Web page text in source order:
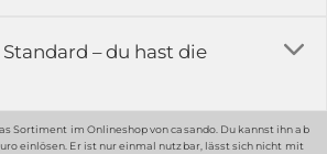
– du hast die
Sortiment im Onlineshop von casando. Du kannst ihn ab
einlösen. Er ist nur einmal nutzbar, lässt sich nicht mit